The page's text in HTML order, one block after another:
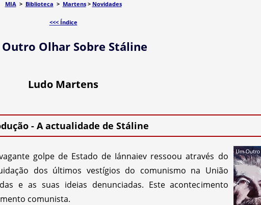
MIA> Biblioteca > Martens> Novidades
<<< Índice
Olhar Sobre Stáline
Ludo Martens
- A actualidade de Stáline
golpe de Estado de Iánnaiev ressoou através do
dos últimos vestígios do comunismo na União
e as suas ideias denunciadas. Este acontecimento
comunista.